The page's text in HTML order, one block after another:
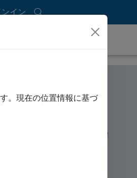
イン
。現在の位置情報に基づ